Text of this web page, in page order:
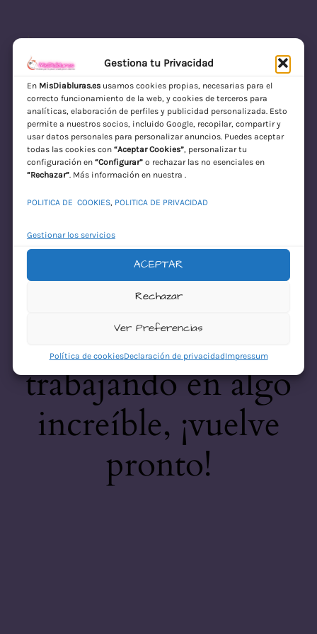
Gestiona tu Privacidad
En MisDiabluras.esusamos cookies propias, necesarias para el
correcto funcionamiento de la web, y cookies de terceros para
analíticas, elaboración de perfiles y publicidad personalizada. Esto
permite a nuestros socios, incluido Google, recopilar, compartir y
usar datos personales para personalizar anuncios. Puedes aceptar
todas las cookies con “Aceptar Cookies”, personalizar tu
configuración en “Configurar”o rechazar las no esenciales en
“Rechazar”. Más información en nuestra .
POLITICA DE COOKIES, POLITICA DE PRIVACIDAD
Gestionar los servicios
ACEPTAR
Rechazar
Ver Preferencias
Política de cookiesDeclaración de privacidadImpressum
MisDiabluras | Sexshop Online con Envío
Discreto en España
Acceder
¡Disculpa este
desastre! Estamos
trabajando en algo
increíble, ¡vuelve
pronto!